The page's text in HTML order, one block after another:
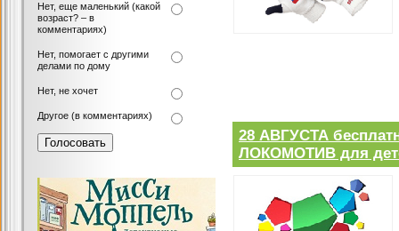
28 АВГУСТА
ЛОКОМОТИВ для
Нет, еще маленький (какой
возраст? – в
комментариях)
Нет, помогает с другими
делами по дому
Нет, не хочет
Другое (в комментариях)